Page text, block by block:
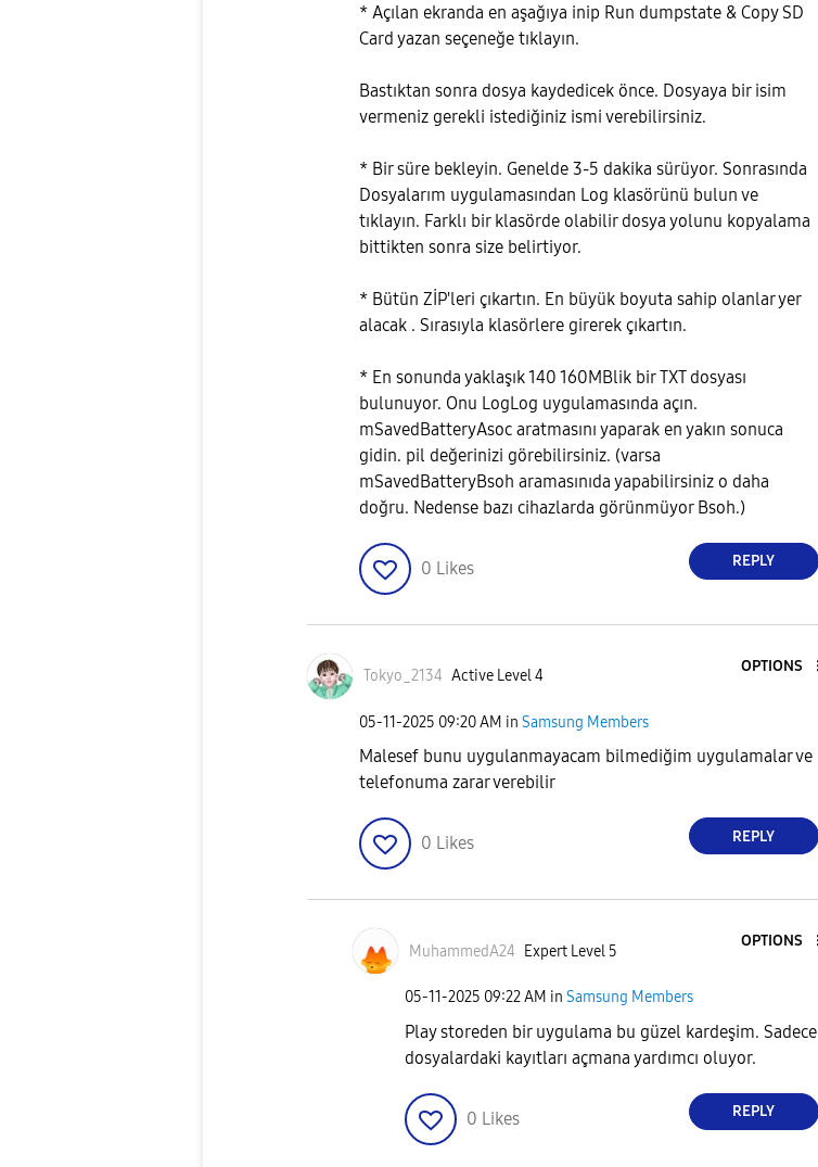
* Açılan ekranda en aşağıya inip Run dumpstate & Copy SD
Card yazan seçeneğe tıklayın.
Bastıktan sonra dosya kaydedicek önce. Dosyaya bir isim
vermeniz gerekli istediğiniz ismi verebilirsiniz.
* Bir süre bekleyin. Genelde 3-5 dakika sürüyor. Sonrasında
Dosyalarım uygulamasından Log klasörünü bulun ve
tıklayın. Farklı bir klasörde olabilir dosya yolunu kopyalama
bittikten sonra size belirtiyor.
* Bütün ZİP'leri çıkartın. En büyük boyuta sahip olanlar yer
alacak . Sırasıyla klasörlere girerek çıkartın.
* En sonunda yaklaşık 140 160MBlik bir TXT dosyası
bulunuyor. Onu LogLog uygulamasında açın.
mSavedBatteryAsoc aratmasını yaparak en yakın sonuca
gidin. pil değerinizi görebilirsiniz. (varsa
mSavedBatteryBsoh aramasınıda yapabilirsiniz o daha
doğru. Nedense bazı cihazlarda görünmüyor Bsoh.)
0 Likes REPLY
Tokyo_2134 Active Level 4
OPTIONS
‎05-11-2025 09:20 AM in Samsung Members
Malesef bunu uygulanmayacam bilmediğim uygulamalar ve
telefonuma zarar verebilir
0 Likes REPLY
MuhammedA24 Expert Level 5
OPTIONS
‎05-11-2025 09:22 AM in Samsung Members
Play storeden bir uygulama bu güzel kardeşim. Sadece
dosyalardaki kayıtları açmana yardımcı oluyor.
0 Likes REPLY